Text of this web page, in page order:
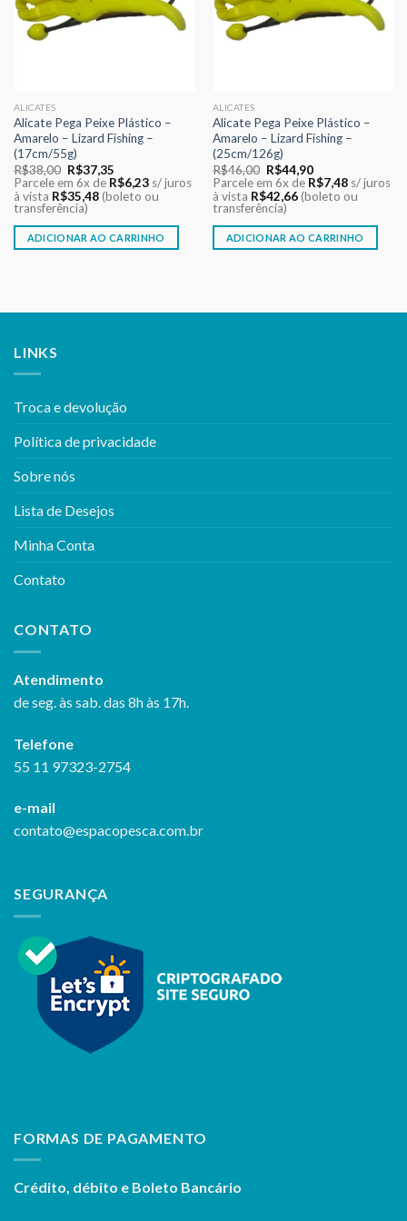
ALICATES
Alicate Pega Peixe Plástico –
Amarelo – Lizard Fishing –
(17cm/55g)
R$38,00 O
preço
original
era:
R$38,00.
R$37,35O
preço
atual
é:
Parcele em 6x de R$6,23 s/ juros
à vista R$35,48 (boleto ou
transferência)
ADICIONAR AO CARRINHO
ALICATES
Alicate Pega Peixe Plástico –
Amarelo – Lizard Fishing –
(25cm/126g)
R$46,00 O
preço
original
era:
R$46,00.
R$44,90O
preço
atual
é:
Parcele em 6x de R$7,48 s/ juros
à vista R$42,66 (boleto ou
transferência)
ADICIONAR AO CARRINHO
LINKS
Troca e devolução
Política de privacidade
Sobre nós
Lista de Desejos
Minha Conta
Contato
CONTATO
Atendimento
de seg. às sab. das 8h às 17h.
Telefone
55 11 97323-2754
e-mail
contato@espacopesca.com.br
SEGURANÇA
FORMAS DE PAGAMENTO
Crédito, débito e Boleto Bancário